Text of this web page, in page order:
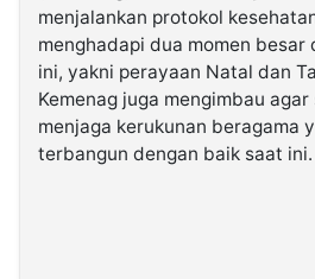
Kabarbaru.co
2026
menjalankan protokol
menghadapi dua momen
ini, yakni perayaan Natal dan
Kemenag juga mengimbau
menjaga kerukunan beragama
terbangun dengan baik saat ini.